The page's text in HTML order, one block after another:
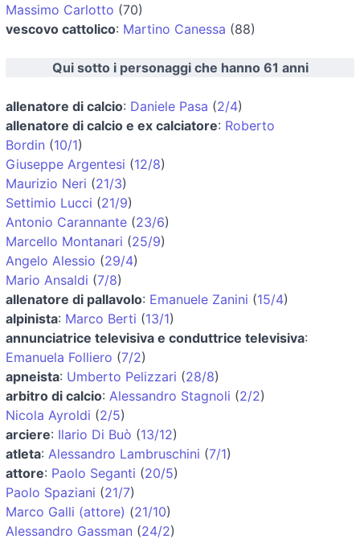
Massimo Carlotto (70)
vescovo cattolico: Martino Canessa (88)
Qui sotto i personaggi che hanno 61 anni
allenatore di calcio: Daniele Pasa (2/4)
allenatore di calcio e ex calciatore: Roberto
Bordin (10/1)
Giuseppe Argentesi (12/8)
Maurizio Neri (21/3)
Settimio Lucci (21/9)
Antonio Carannante (23/6)
Marcello Montanari (25/9)
Angelo Alessio (29/4)
Mario Ansaldi (7/8)
allenatore di pallavolo: Emanuele Zanini (15/4)
alpinista: Marco Berti (13/1)
annunciatrice televisiva e conduttrice televisiva:
Emanuela Folliero (7/2)
apneista: Umberto Pelizzari (28/8)
arbitro di calcio: Alessandro Stagnoli (2/2)
Nicola Ayroldi (2/5)
arciere: Ilario Di Buò (13/12)
atleta: Alessandro Lambruschini (7/1)
attore: Paolo Seganti (20/5)
Paolo Spaziani (21/7)
Marco Galli (attore) (21/10)
Alessandro Gassman (24/2)